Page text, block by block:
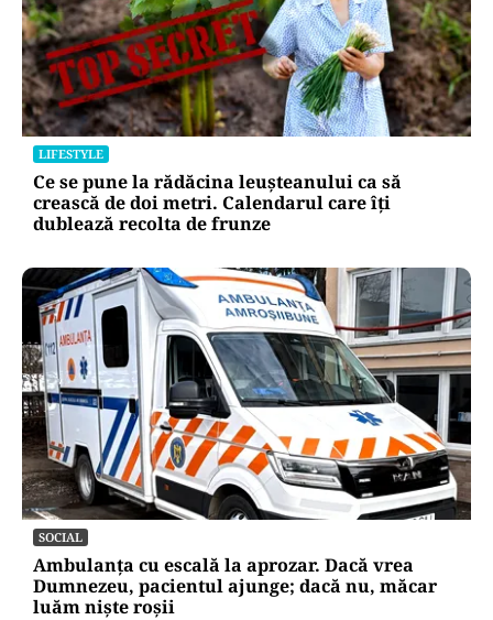
LIFESTYLE
Ce se pune la rădăcina leușteanului ca să
crească de doi metri. Calendarul care îți
dublează recolta de frunze
SOCIAL
Ambulanța cu escală la aprozar. Dacă vrea
Dumnezeu, pacientul ajunge; dacă nu, măcar
luăm niște roșii